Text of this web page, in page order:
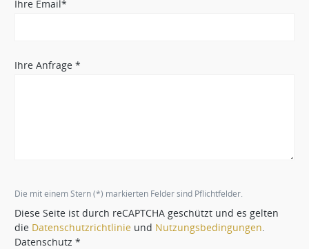
Ihre Email*
Ihre Anfrage *
Die mit einem Stern (*) markierten Felder sind Pflichtfelder.
Diese Seite ist durch reCAPTCHA geschützt und es gelten
die Datenschutzrichtlinie und Nutzungsbedingungen
Datenschutz *